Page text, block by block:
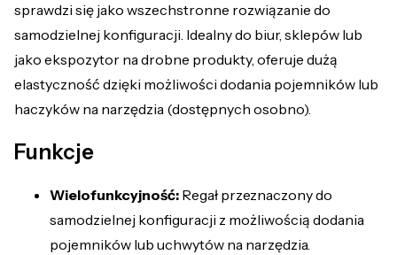
sprawdzi się jako wszechstronne rozwiązanie do
samodzielnej konfiguracji. Idealny do biur, sklepów lub
jako ekspozytor na drobne produkty, oferuje dużą
elastyczność dzięki możliwości dodania pojemników lub
haczyków na narzędzia (dostępnych osobno).
Funkcje
Wielofunkcyjność: Regał przeznaczony do
samodzielnej konfiguracji z możliwością dodania
pojemników lub uchwytów na narzędzia.